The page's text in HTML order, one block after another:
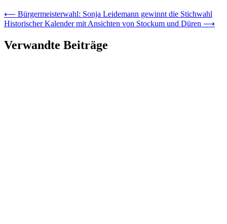
⟵ Bürgermeisterwahl: Sonja Leidemann gewinnt die Stichwahl
Historischer Kalender mit Ansichten von Stockum und Düren ⟶
Verwandte Beiträge